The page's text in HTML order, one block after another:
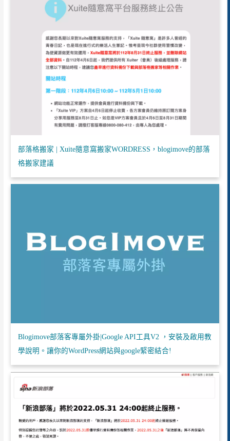
部落格搬家 | Xuite隨意窩搬家WORDRESS，blogimove的部落
格搬家建議
Blogimove部落客專屬外掛|Google API工具V2 ，安裝及啟用教
學說明。讓你的WordPress網站與google緊密結合!